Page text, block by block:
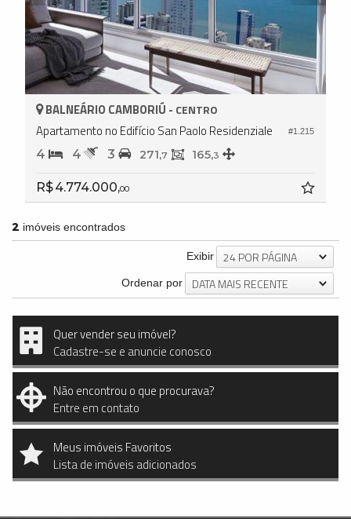
#1.215
BALNEÁRIO CAMBORIÚ - CENTRO
Apartamento no Edifício San Paolo Residenziale
4 4 3 271,7 165,3
R$ 4.774.000,00
2 imóveis encontrados
Exibir 24 POR PÁGINA
Ordenar por DATA MAIS RECENTE
Quer vender seu imóvel?
Cadastre-se e anuncie conosco
Não encontrou o que procurava?
Entre em contato
Meus imóveis Favoritos
Lista de imóveis adicionados